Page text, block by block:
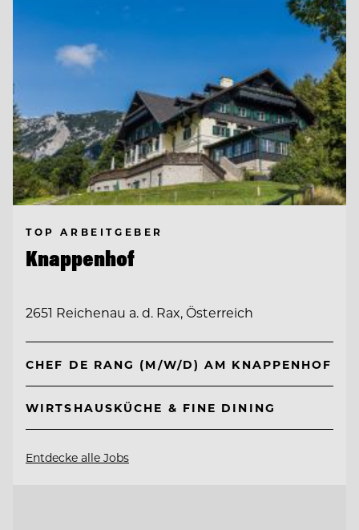
TOP ARBEITGEBER
Knappenhof
2651 Reichenau a. d. Rax, Österreich
CHEF DE RANG (M/W/D) AM KNAPPENHOF
WIRTSHAUSKÜCHE & FINE DINING
Entdecke alle Jobs